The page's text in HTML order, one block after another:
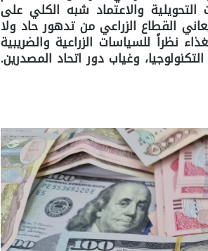
والاعتماد شبه الكلي على
القطاع الزراعي من تدهور حاد ولا
للغذاء نظراً للسياسات الزراعية والضريبية
وغياب دور اتحاد المصدرين.